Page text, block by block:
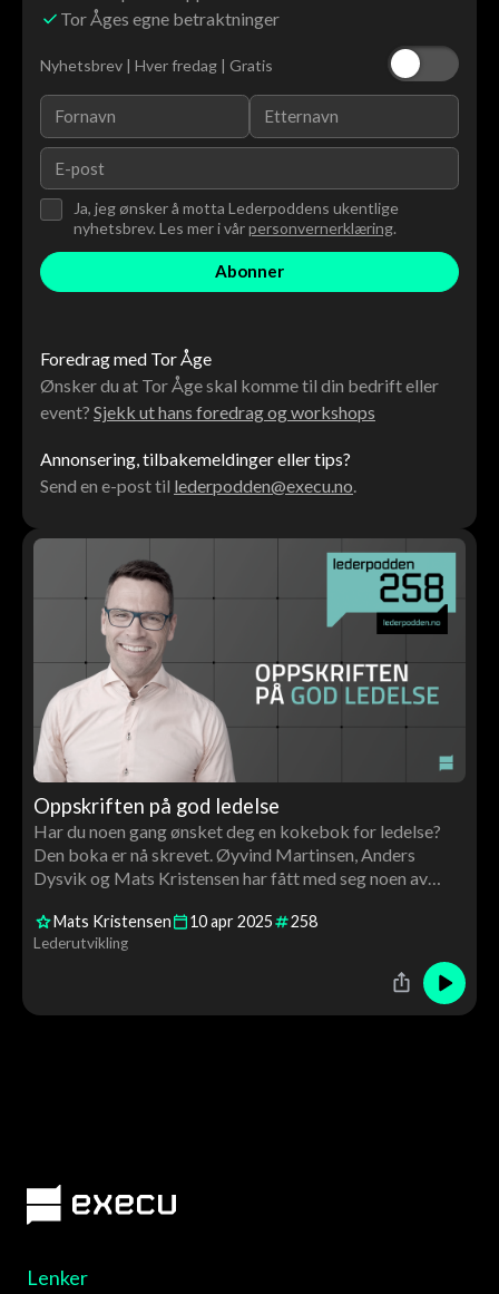
Tor Åges egne betraktninger
Nyhetsbrev | Hver fredag | Gratis
Ja, jeg ønsker å motta Lederpoddens ukentlige
nyhetsbrev. Les mer i vårpersonvernerklæring.
Foredrag med Tor Åge
Ønsker du at Tor Åge skal komme til din bedrift eller
event? Sjekk ut hans foredrag og workshops
Annonsering, tilbakemeldinger eller tips?
Send en e-post til lederpodden@execu.no
Oppskriften på god ledelse
Har du noen gang ønsket deg en kokebok for ledelse?
Den boka er nå skrevet. Øyvind Martinsen, Anders
Dysvik og Mats Kristensen har fått med seg noen av
Mats Kristensen 10apr2025 258
Lederutvikling
Lenker